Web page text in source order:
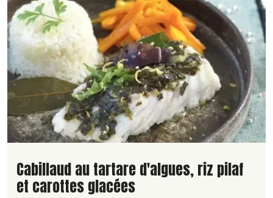
Lire la suite de la recette
Cabillaud au tartare d'algues, riz pilaf
et carottes glacées